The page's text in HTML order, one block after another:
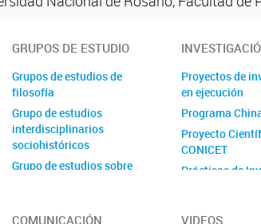
GRUPOS DE ESTUDIO
Grupos de estudios de
filosofía
Grupo de estudios
interdisciplinarios
sociohistóricos
Grupo de estudios sobre
estado, espacio y desarrollo
Proyectos de
en ejecución
Programa
Proyecto
CONICET
Prácticas de
COMUNICACIÓN VIDEOS